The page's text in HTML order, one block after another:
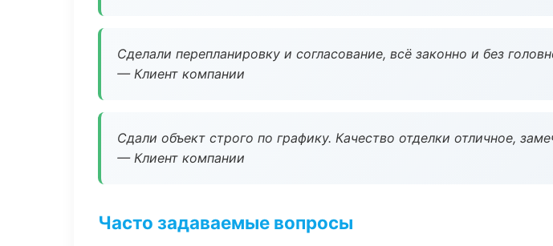
Сделали перепланировку и согласование, всё законно и без
— Клиент компании
Сдали объект строго по графику. Качество отделки отличное,
— Клиент компании
Часто задаваемые вопросы